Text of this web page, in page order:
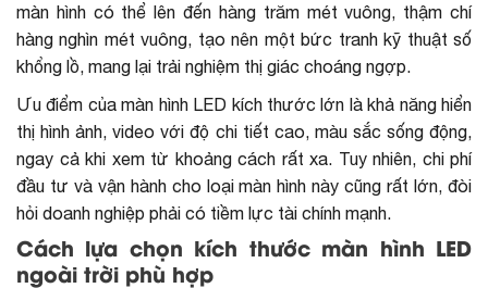
màn hình có thể lên đến hàng trăm mét vuông, thậm chí
hàng nghìn mét vuông, tạo nên một bức tranh kỹ thuật số
khổng lồ, mang lại trải nghiệm thị giác choáng ngợp.
Ưu điểm của màn hình LED kích thước lớn là khả năng hiển
thị hình ảnh, video với độ chi tiết cao, màu sắc sống động,
ngay cả khi xem từ khoảng cách rất xa. Tuy nhiên, chi phí
đầu tư và vận hành cho loại màn hình này cũng rất lớn, đòi
hỏi doanh nghiệp phải có tiềm lực tài chính mạnh.
Cách lựa chọn kích thước màn hình LED
ngoài trời phù hợp